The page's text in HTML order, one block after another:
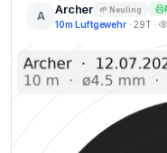
A Archer 🌱 Neuling
10m Luftgewehr · 29T ·